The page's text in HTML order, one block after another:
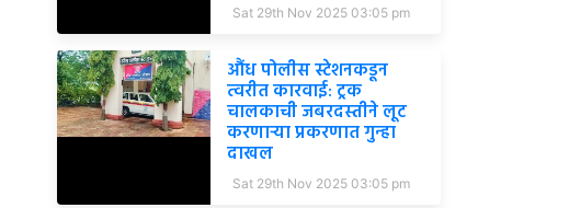
Sat 29th Nov 2025 03:05 pm
औंध पोलीस स्टेशनकडून
त्वरीत कारवाई: ट्रक
चालकाची जबरदस्तीने लूट
करणाऱ्या प्रकरणात गुन्हा
दाखल
Sat 29th Nov 2025 03:05 pm